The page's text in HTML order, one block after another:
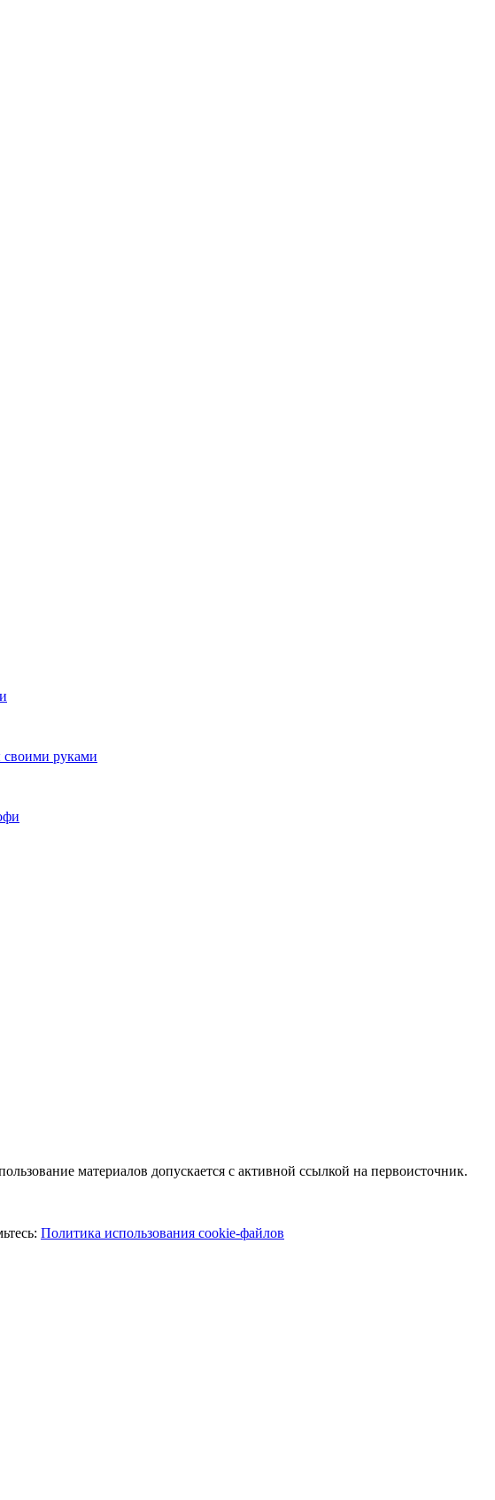
своими руками
материалов допускается с активной ссылкой на первоисточник.
Политика использования cookie-файлов